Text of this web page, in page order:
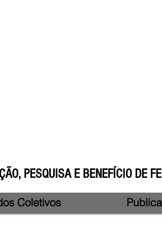
PESQUISA E BENEFÍCIO DE
Coletivos